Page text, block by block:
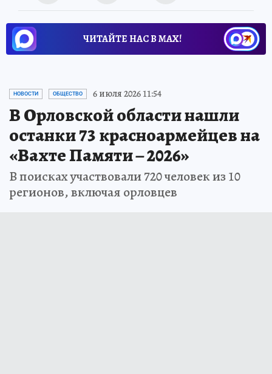
ЧИТАЙТЕ НАС В МАХ!
НОВОСТИ ОБЩЕСТВО 6 июля 2026 11:54
В Орловской области нашли
останки 73 красноармейцев на
«Вахте Памяти – 2026»
В поисках участвовали 720 человек из 10
регионов, включая орловцев